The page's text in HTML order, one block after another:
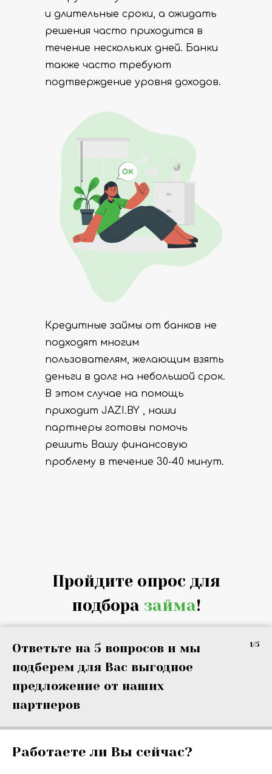
и длительные сроки, а ожидать
решения часто приходится в
течение нескольких дней. Банки
также часто требуют
подтверждение уровня доходов.
Кредитные займы от банков не
подходят многим
пользователям, желающим взять
деньги в долг на небольшой срок.
В этом случае на помощь
приходит JAZI.BY , наши
партнеры готовы помочь
решить Вашу финансовую
проблему в течение 30-40 минут.
Пройдите опрос для
подбора займа!
Ответьте на 5 вопросов и мы
подберем для Вас выгодное
предложение от наших
партнеров
1/5
Работаете ли Вы сейчас?